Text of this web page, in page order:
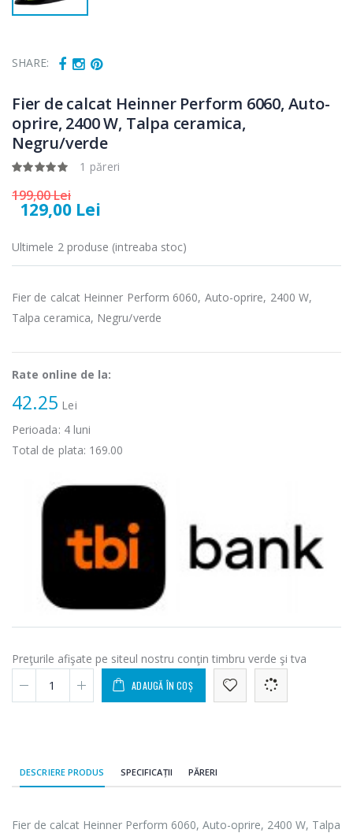
SHARE:
Fier de calcat Heinner Perform 6060, Auto-
oprire, 2400 W, Talpa ceramica,
Negru/verde
1 păreri
199,00 Lei
129,00 Lei
Ultimele 2 produse (intreaba stoc)
Fier de calcat Heinner Perform 6060, Auto-oprire, 2400 W,
Talpa ceramica, Negru/verde
Rate online de la:
42.25 Lei
Perioada: 4luni
Total de plata: 169.00
Preţurile afişate pe siteul nostru conţin timbru verde şi tva
ADAUGĂ ÎN COȘ
DESCRIERE PRODUS SPECIFICAȚII PĂRERI
Fier de calcat Heinner Perform 6060, Auto-oprire, 2400 W, Talpa
-15%
Cuptor cu
microunde
289,00 Lei
Cuptor cu
incorporabil, ...
-33%
Espressor
automat
799,00 Lei
Fierbator
549,00 Lei
Masina de tocat